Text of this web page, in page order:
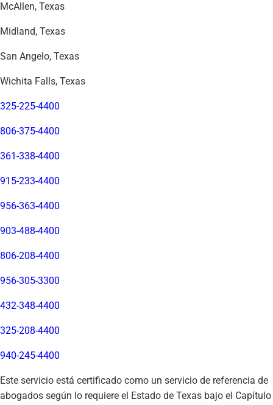
McAllen, Texas
Midland, Texas
San Angelo, Texas
Wichita Falls, Texas
325-225-4400
806-375-4400
361-338-4400
915-233-4400
956-363-4400
903-488-4400
806-208-4400
956-305-3300
432-348-4400
325-208-4400
940-245-4400
Este servicio está certificado como un servicio de referencia de
abogados según lo requiere el Estado de Texas bajo el Capítulo